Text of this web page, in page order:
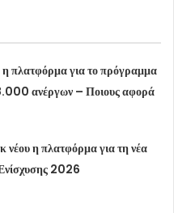
πλατφόρμα για το πρόγραμμα
ανέργων – Ποιους αφορά
νέου η πλατφόρμα για τη νέα
2026